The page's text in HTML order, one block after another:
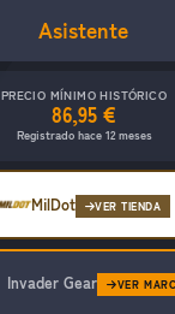
Asistente
PRECIO MÍNIMO HISTÓRICO
86,95 €
Registrado hace 12 meses
MilDot VER TIENDA
Invader Gear VER